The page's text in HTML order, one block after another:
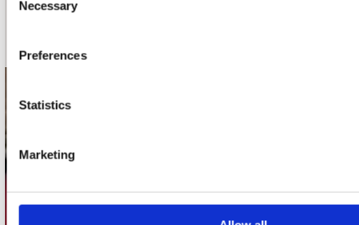
Selection
Necessary
Preferences
Statistics
Marketing